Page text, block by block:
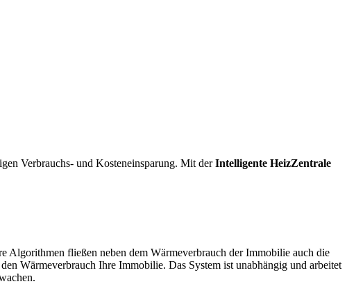
Verbrauchs- und Kosteneinsparung. Mit derIntelligente HeizZentrale
Algorithmen fließen neben dem Wärmeverbrauch der Immobilie auch die
Wärmeverbrauch Ihre Immobilie. Das System ist unabhängig und arbeitet